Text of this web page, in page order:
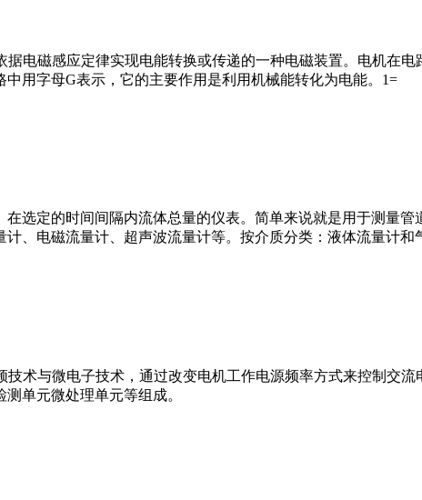
据电磁感应定律实现电能转换或传递的一种电磁装置。电机在
用字母G表示，它的主要作用是利用机械能转化为电能。1=
选定的时间间隔内流体总量的仪表。简单来说就是用于测量
、电磁流量计、超声波流量计等。按介质分类：液体流量计和
技术与微电子技术，通过改变电机工作电源频率方式来控制交
单元微处理单元等组成。